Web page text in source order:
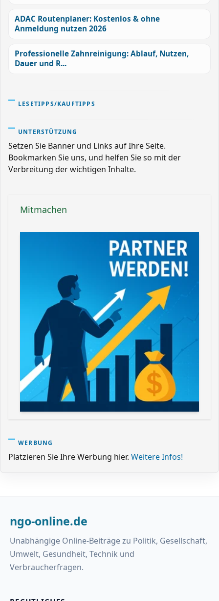
ADAC Routenplaner: Kostenlos & ohne
Anmeldung nutzen 2026
Professionelle Zahnreinigung: Ablauf, Nutzen,
Dauer und R...
LESETIPPS/KAUFTIPPS
UNTERSTÜTZUNG
Setzen Sie Banner und Links auf Ihre Seite.
Bookmarken Sie uns, und helfen Sie so mit der
Verbreitung der wichtigen Inhalte.
Mitmachen
WERBUNG
Platzieren Sie Ihre Werbung hier. Weitere Infos!
ngo-online.de
Unabhängige Online-Beiträge zu Politik, Gesellschaft,
Umwelt, Gesundheit, Technik und
Verbraucherfragen.